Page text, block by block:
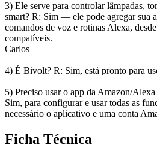
3) Ele serve para controlar lâmpadas,
smart? R: Sim — ele pode agregar sua
comandos de voz e rotinas Alexa,
compatíveis.
Carlos
4) É Bivolt? R: Sim, está pronto para
5) Preciso usar o app da Amazon/
Sim, para configurar e usar todas as
necessário o aplicativo e uma conta
Ficha Técnica